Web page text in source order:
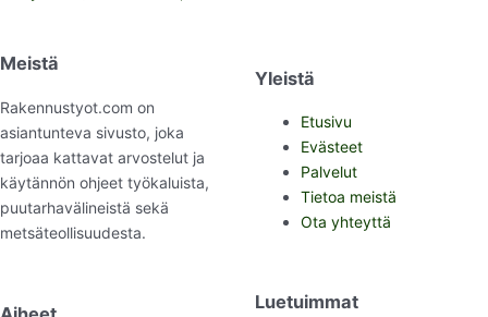
Meistä
Rakennustyot.com on
asiantunteva sivusto, joka
tarjoaa kattavat arvostelut ja
käytännön ohjeet työkaluista,
puutarhavälineistä sekä
metsäteollisuudesta.
Yleistä
Etusivu
Evästeet
Palvelut
Tietoa meistä
Ota yhteyttä
Luetuimmat